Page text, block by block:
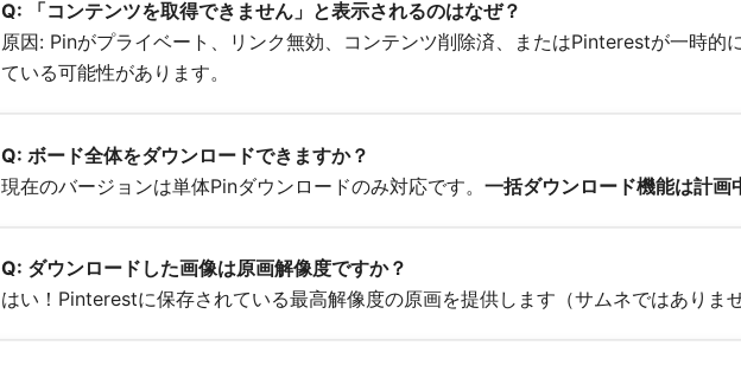
Q: 「コンテンツを取得できません」と表示されるのはなぜ？
原因: Pinがプライベート、リンク無効、コンテンツ削除済、またはPinterestが一時的
ている可能性があります。
Q: ボード全体をダウンロードできますか？
現在のバージョンは単体Pinダウンロードのみ対応です。一括ダウンロード機能は計画
Q: ダウンロードした画像は原画解像度ですか？
はい！Pinterestに保存されている最高解像度の原画を提供します（サムネではありま